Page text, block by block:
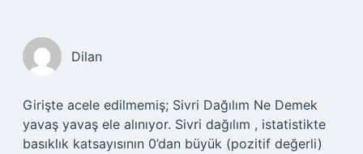
Dilan
Girişte acele edilmemiş; Sivri Dağılım Ne Demek
yavaş yavaş ele alınıyor. Sivri dağılım , istatistikte
basıklık katsayısının 0’dan büyük (pozitif değerli)